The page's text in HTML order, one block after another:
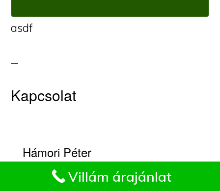
asdf
Kapcsolat
Hámori Péter
Fakivágási kapcsolat
Villám árajánlat